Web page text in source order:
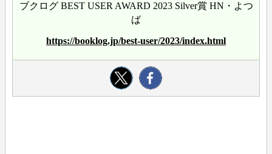
ブクログ BEST USER AWARD 2023 Silver賞 HN・よつ
ば
https://booklog.jp/best-user/2023/index.html